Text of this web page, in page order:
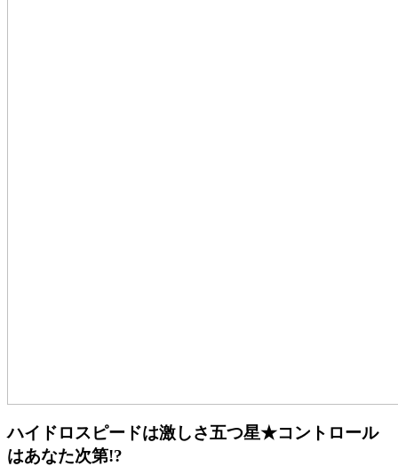
ハイドロスピードは激しさ五つ星★コントロール
はあなた次第!?